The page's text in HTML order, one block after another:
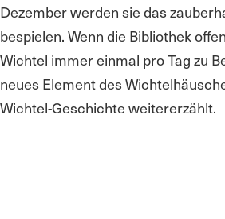
Dezember werden sie das
bespielen. Wenn die Bibliothek
Wichtel immer einmal pro Tag zu
neues Element des
Wichtel-Geschichte weitererzählt.